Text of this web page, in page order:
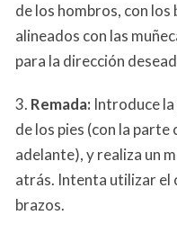
de los hombros, con
alineados con las
para la dirección
3. Remada: Introduce la
de los pies (con la parte
adelante), y realiza un
atrás. Intenta utilizar el
brazos.